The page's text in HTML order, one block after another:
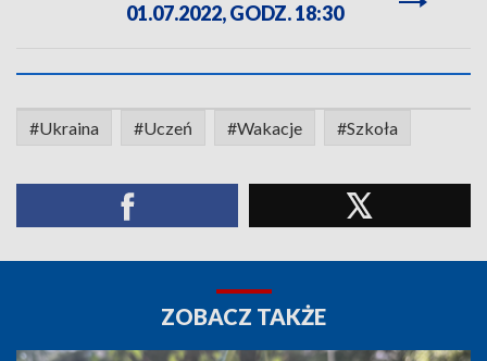
01.07.2022, GODZ. 18:30
#Ukraina #Uczeń #Wakacje #Szkoła
ZOBACZ TAKŻE